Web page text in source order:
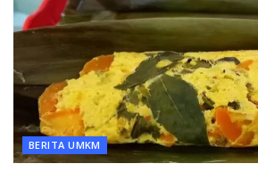
BERITA UMKM